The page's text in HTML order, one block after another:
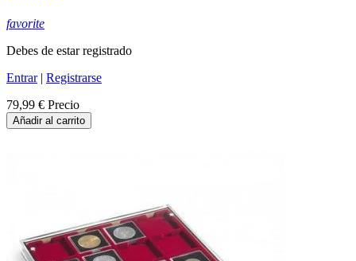
favorite
Debes de estar registrado
Entrar| Registrarse
79,99 € Precio
Añadir al carrito